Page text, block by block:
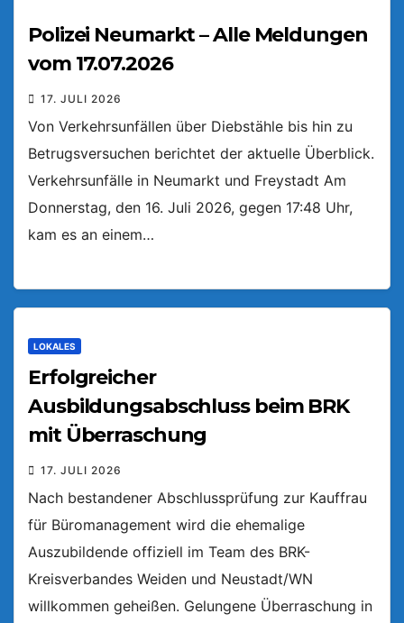
Polizei Neumarkt – Alle Meldungen
vom 17.07.2026
17. JULI 2026
Von Verkehrsunfällen über Diebstähle bis hin zu
Betrugsversuchen berichtet der aktuelle Überblick.
Verkehrsunfälle in Neumarkt und Freystadt Am
Donnerstag, den 16. Juli 2026, gegen 17:48 Uhr,
kam es an einem…
LOKALES
Erfolgreicher
Ausbildungsabschluss beim BRK
mit Überraschung
17. JULI 2026
Nach bestandener Abschlussprüfung zur Kauffrau
für Büromanagement wird die ehemalige
Auszubildende offiziell im Team des BRK-
Kreisverbandes Weiden und Neustadt/WN
willkommen geheißen. Gelungene Überraschung in